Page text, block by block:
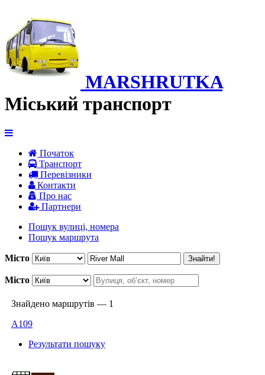
MARSHRUTKA
Міський транспорт
Початок
Транспорт
Перевiзники
Контакти
Про нас
Партнери
Пошук вулиці, номера
Пошук маршрута
Місто Знайти!
Місто
Знайдено маршрутів — 1
A109
Результати пошуку